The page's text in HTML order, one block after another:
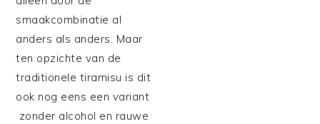
smaakcombinatie al
anders als anders. Maar
ten opzichte van de
traditionele tiramisu is dit
ook nog eens een variant
zonder alcohol en rauwe